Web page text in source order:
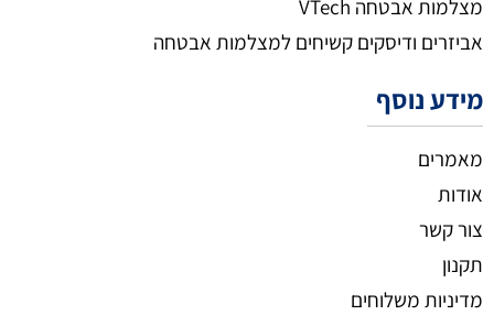
מצלמות אבטחה VTech
אביזרים ודיסקים קשיחים למצלמות אבטחה
מידע נוסף
מאמרים
אודות
צור קשר
תקנון
מדיניות משלוחים